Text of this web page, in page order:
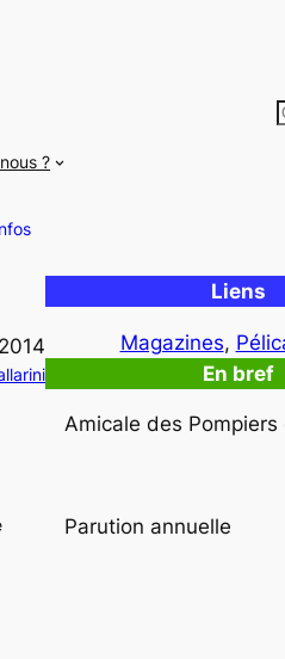
?
Liens
Magazines,
En bref
Amicale des Pompiers
Parution annuelle